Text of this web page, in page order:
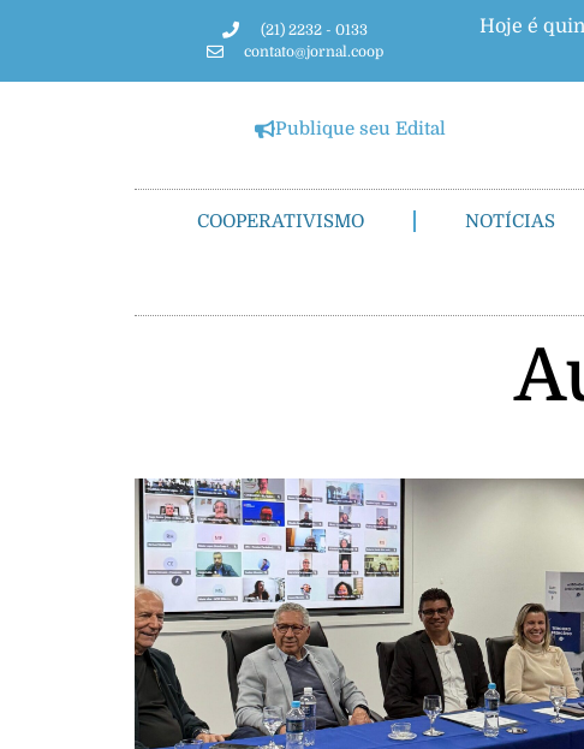
(21) 2232 - 0133
contato@jornal.coop
Hoje é
Publique seu Edital
COOPERATIVISMO NOTÍCIAS